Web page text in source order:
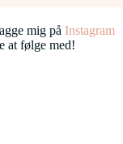
mig på Instagram
at følge med!